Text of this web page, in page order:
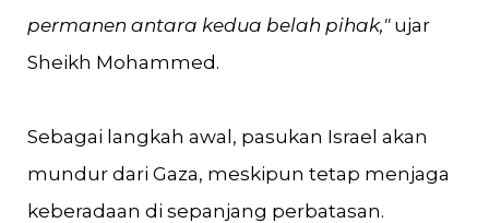
permanen antara kedua belah pihak,"ujar
Sheikh Mohammed.
Sebagai langkah awal, pasukan Israel akan
mundur dari Gaza, meskipun tetap menjaga
keberadaan di sepanjang perbatasan.